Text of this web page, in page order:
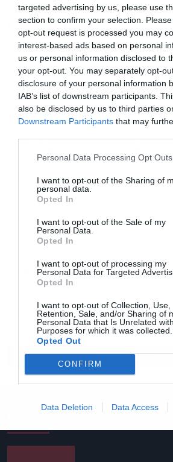
targeted advertising by us, please use
section to confirm your selection.
opt-out request is processed you may
interest-based ads based on personal
us or personal information disclosed to
your opt-out. You may separately opt-
disclosure of your personal information
IAB’s list of downstream participants.
also be disclosed by us to third parties
Downstream Participants that may
Personal Data Processing Opt Outs
I want to opt-out of the Sharing of
personal data.
Opted In
I want to opt-out of the Sale of my
Personal Data.
Opted In
I want to opt-out of processing my
Personal Data for Targeted
Opted In
I want to opt-out of Collection, Use,
Retention, Sale, and/or Sharing of
Personal Data that Is Unrelated
Purposes for which it was collected.
Opted Out
CONFIRM
Data Deletion Data Access
ΡΟΗ ΕΙΔΗΣΕΩΝ ΔΗΜΟΦΙΛΗ
16:18 Νετανιάχου: Απορρίπτουμε το
φίλος μου ο Τραμπ αλλά ξέρω
15:58 Συρία και Ρωσία υπέγραψαν
για το μέλλον των ρωσικών
15:40 Το Myspace ετοιμάζεται να
Σκέρτσος: Αύξηση 40% στις
των φυσικών προσώπων την
Βίντεο με τον “άφαντο”
ανακοίνωσε το Ιράν: Δεν έχει
εμφάνιση από όταν ανέλαβε
Σε κατάσταση “Κόκκινου
η Αττική και άλλες πέντε
Ο Πόλεμος των Άστρων: Η
SpaceX – Ο ρόλος της Ελλάδας
ΟΛΕΣ ΟΙ ΕΙΔΗΣΕΙΣ